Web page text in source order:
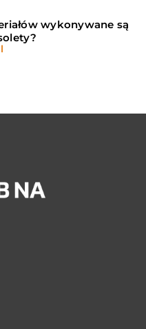
wykonywane są